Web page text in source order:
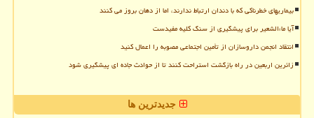
بیماریهای خطرناکی که با دندان ارتباط ندارند، اما از دهان بروز می کنند
آیا ماءالشعیر برای پیشگیری از سنگ کلیه مفیدست
انتقاد انجمن داروسازان از تأمین اجتماعی مصوبه را اعمال کنید
زائرین اربعین در راه بازگشت استراحت کنند تا از حوادث جاده ای پیشگیری شود
جدیدترین ها